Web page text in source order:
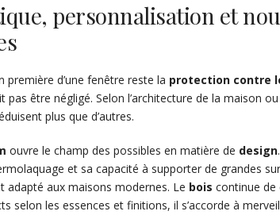
personnalisation et
première d’une fenêtre reste la protection contre
pas être négligé. Selon l’architecture de la maison
plus que d’autres.
ouvre le champ des possibles en matière de design
et sa capacité à supporter de grandes
adapté aux maisons modernes. Le bois continue de
selon les essences et finitions, il s’accorde à